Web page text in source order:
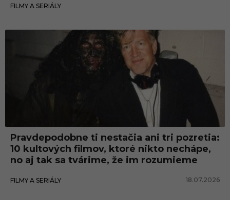
FILMY A SERIÁLY
Pravdepodobne ti nestačia ani tri pozretia:
10 kultových filmov, ktoré nikto nechápe,
no aj tak sa tvárime, že im rozumieme
FILMY A SERIÁLY 18.07.2026